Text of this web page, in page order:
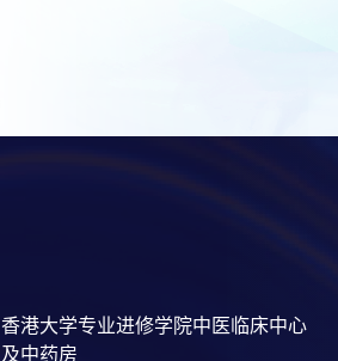
香港大学专业进修学院中医临床中心
及中药房